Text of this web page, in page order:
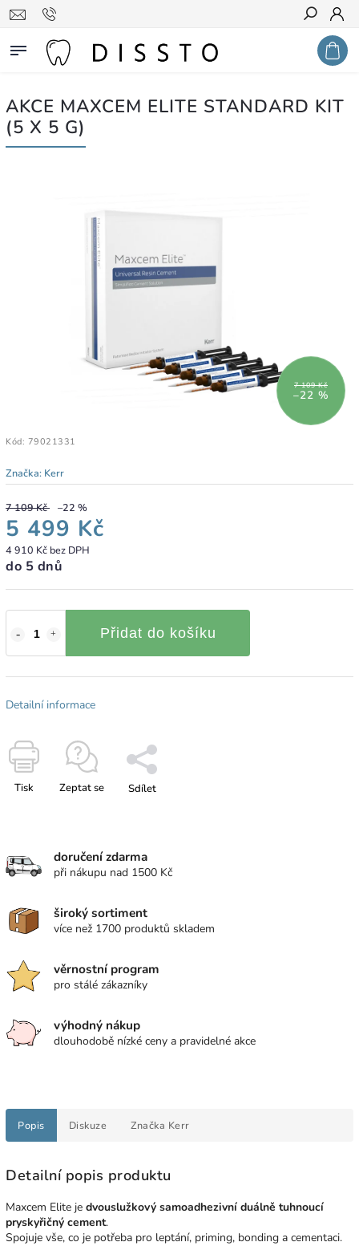
Hledat
AKCE MAXCEM ELITE STANDARD KIT
(5 X 5 G)
7 109 Kč
–22 %
Kód: 79021331
Značka: Kerr
7 109 Kč –22 %
5 499 Kč
4 910 Kč bez DPH
do 5 dnů
Přidat do košíku
Detailní informace
Tisk Zeptat se Sdílet
doručení zdarma
při nákupu nad 1500 Kč
široký sortiment
více než 1700 produktů skladem
věrnostní program
pro stálé zákazníky
výhodný nákup
dlouhodobě nízké ceny a pravidelné akce
Popis Diskuze Značka Kerr
Detailní popis produktu
Maxcem Elite je dvouslužkový samoadhezivní duálně tuhnoucí
pryskyřičný cement.
Spojuje vše, co je potřeba pro leptání, priming, bonding a cementaci.